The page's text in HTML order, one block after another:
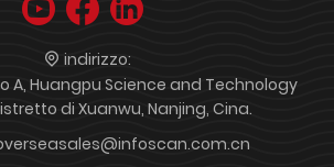
indirizzo:
A, Huangpu Science and Technology
di Xuanwu, Nanjing, Cina.